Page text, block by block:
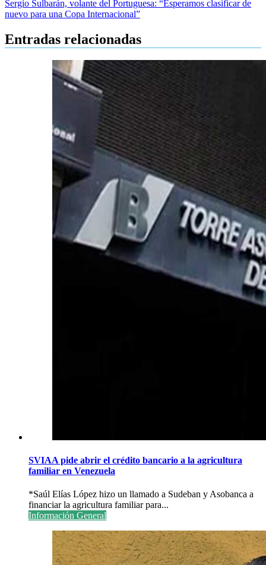
entradas
Sergio Sulbarán, volante del Portuguesa: “Esperamos clasificar de
nuevo para una Copa Internacional”
Entradas relacionadas
SVIAA pide abrir el crédito bancario a la agricultura
familiar en Venezuela
*Saúl Elías López hizo un llamado a Sudeban y Asobanca a
financiar la agricultura familiar para...
Información General